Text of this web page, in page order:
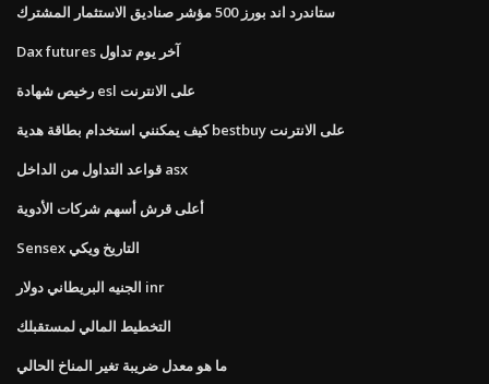
ستاندرد اند بورز 500 مؤشر صناديق الاستثمار المشترك
Dax futures آخر يوم تداول
رخيص شهادة esl على الانترنت
كيف يمكنني استخدام بطاقة هدية bestbuy على الانترنت
قواعد التداول من الداخل asx
أعلى قرش أسهم شركات الأدوية
Sensex التاريخ ويكي
الجنيه البريطاني دولار inr
التخطيط المالي لمستقبلك
ما هو معدل ضريبة تغير المناخ الحالي